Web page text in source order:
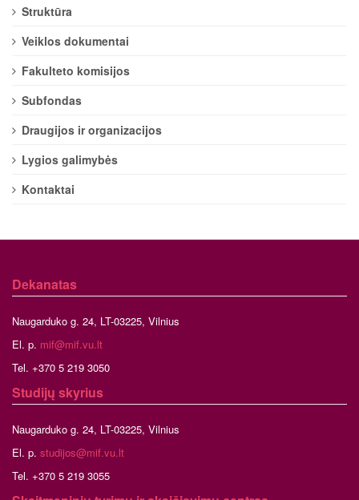
Struktūra
Veiklos dokumentai
Fakulteto komisijos
Subfondas
Draugijos ir organizacijos
Lygios galimybės
Kontaktai
Dekanatas
Naugarduko g. 24, LT-03225, Vilnius
El. p. mif@mif.vu.lt
Tel. +370 5 219 3050
Studijų skyrius
Naugarduko g. 24, LT-03225, Vilnius
El. p. studijos@mif.vu.lt
Tel. +370 5 219 3055